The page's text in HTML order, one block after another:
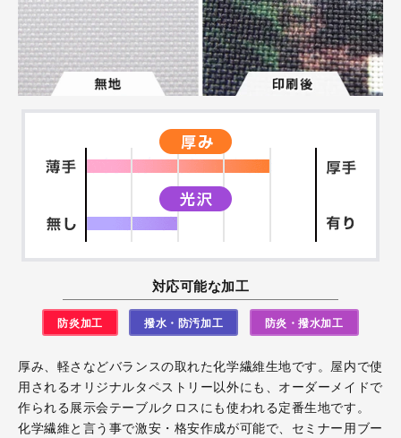
対応可能な加工
防炎加工 撥水・防汚加工 防炎・撥水加工
厚み、軽さなどバランスの取れた化学繊維生地です。屋内で使
用されるオリジナルタペストリー以外にも、オーダーメイドで
作られる展示会テーブルクロスにも使われる定番生地です。
化学繊維と言う事で激安・格安作成が可能で、セミナー用ブー